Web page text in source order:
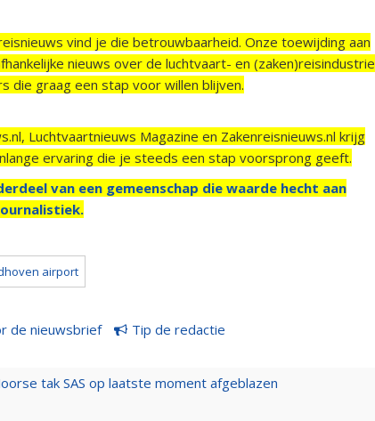
vind je die betrouwbaarheid. Onze toewijding aan
nieuws over de luchtvaart- en (zaken)reisindustrie
die graag een stap voor willen blijven.
Luchtvaartnieuws Magazine en Zakenreisnieuws.nl krijg
ervaring die je steeds een stap voorsprong geeft.
van een gemeenschap die waarde hecht aan
airport
de nieuwsbrief Tip de redactie
tak SAS op laatste moment afgeblazen